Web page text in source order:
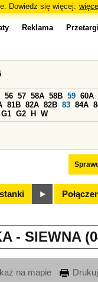
Dowiedz się więcej.
Reklama Przetargi
56 57 58A 58B 59 60A
81B 82A 82B 83 84A
G1 G2 H W
- SIEWNA
na mapie Drukuj